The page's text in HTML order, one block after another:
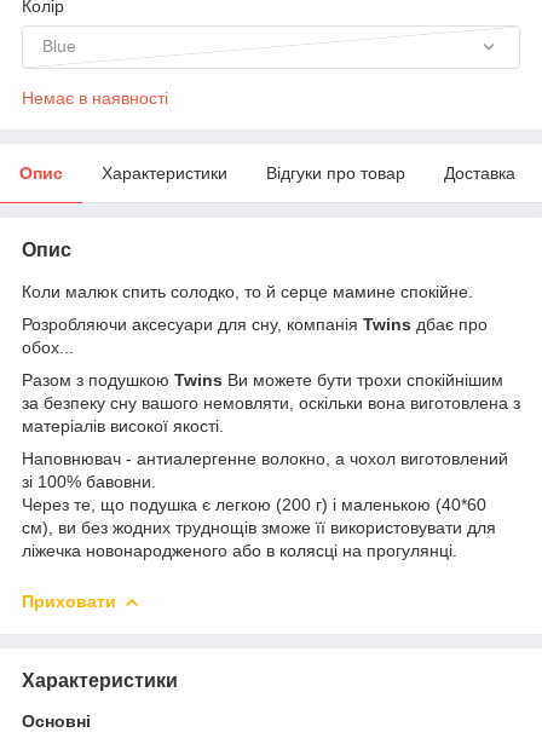
Колір
Blue
Немає в наявності
Опис Характеристики Відгуки про товар Доставка
Опис
Коли малюк спить солодко, то й серце мамине спокійне.
Розробляючи аксесуари для сну, компанія Twins дбає про
обох...
Разом з подушкою Twins Ви можете бути трохи спокійнішим
за безпеку сну вашого немовляти, оскільки вона виготовлена з
матеріалів високої якості.
Наповнювач - антиалергенне волокно, а чохол виготовлений
зі 100% бавовни.
Через те, що подушка є легкою (200 г) і маленькою (40*60
см), ви без жодних труднощів зможе її використовувати для
ліжечка новонародженого або в колясці на прогулянці.
Приховати
Характеристики
Основні